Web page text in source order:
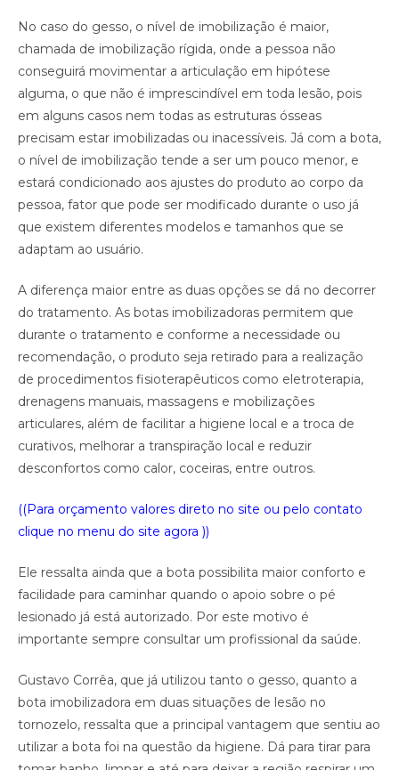
No caso do gesso, o nível de imobilização é maior,
chamada de imobilização rígida, onde a pessoa não
conseguirá movimentar a articulação em hipótese
alguma, o que não é imprescindível em toda lesão, pois
em alguns casos nem todas as estruturas ósseas
precisam estar imobilizadas ou inacessíveis. Já com a bota,
o nível de imobilização tende a ser um pouco menor, e
estará condicionado aos ajustes do produto ao corpo da
pessoa, fator que pode ser modificado durante o uso já
que existem diferentes modelos e tamanhos que se
adaptam ao usuário.
A diferença maior entre as duas opções se dá no decorrer
do tratamento. As botas imobilizadoras permitem que
durante o tratamento e conforme a necessidade ou
recomendação, o produto seja retirado para a realização
de procedimentos fisioterapêuticos como eletroterapia,
drenagens manuais, massagens e mobilizações
articulares, além de facilitar a higiene local e a troca de
curativos, melhorar a transpiração local e reduzir
desconfortos como calor, coceiras, entre outros.
((Para orçamento valores direto no site ou pelo contato
clique no menu do site agora ))
Ele ressalta ainda que a bota possibilita maior conforto e
facilidade para caminhar quando o apoio sobre o pé
lesionado já está autorizado. Por este motivo é
importante sempre consultar um profissional da saúde.
Gustavo Corrêa, que já utilizou tanto o gesso, quanto a
bota imobilizadora em duas situações de lesão no
tornozelo, ressalta que a principal vantagem que sentiu ao
utilizar a bota foi na questão da higiene. Dá para tirar para